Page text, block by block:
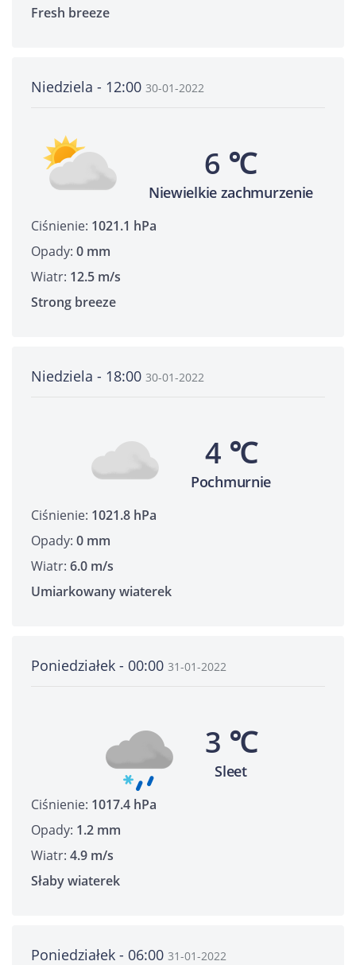
Fresh breeze
Niedziela - 12:00 30-01-2022
6 ℃
Niewielkie zachmurzenie
Ciśnienie: 1021.1 hPa
Opady: 0 mm
Wiatr: 12.5 m/s
Strong breeze
Niedziela - 18:00 30-01-2022
4 ℃
Pochmurnie
Ciśnienie: 1021.8 hPa
Opady: 0 mm
Wiatr: 6.0 m/s
Umiarkowany wiaterek
Poniedziałek - 00:00 31-01-2022
3 ℃
Sleet
Ciśnienie: 1017.4 hPa
Opady: 1.2 mm
Wiatr: 4.9 m/s
Słaby wiaterek
Poniedziałek - 06:00 31-01-2022